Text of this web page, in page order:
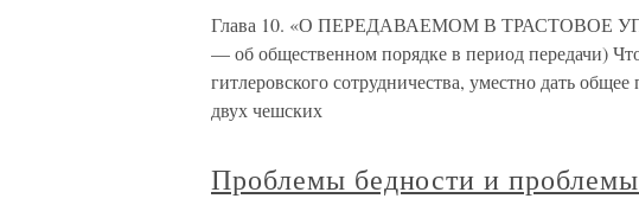
Глава 10. «О ПЕРЕДАВАЕМОМ В ТРАСТОВОЕ
— об общественном порядке в период передачи)
гитлеровского сотрудничества, уместно дать
двух чешских
Проблемы бедности и